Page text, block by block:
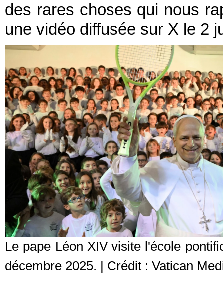
des rares choses qui nous
une vidéo diffusée sur X le 2
Le pape Léon XIV visite l'école
décembre 2025. | Crédit : Vatican